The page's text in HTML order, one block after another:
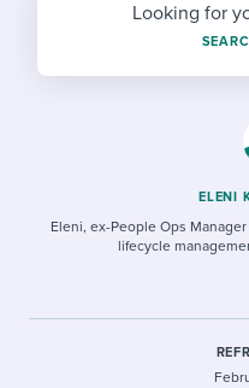
Looking for
ELENI
Eleni, ex-People Ops
lifecycle